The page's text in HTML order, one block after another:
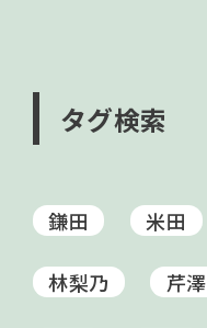
タグ検索
鎌田 米田
林梨乃 芹澤